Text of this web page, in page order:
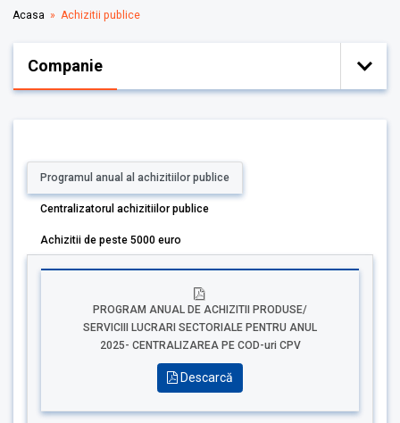
Acasa » Achizitii publice
Companie
Programul anual al achizitiilor publice
Centralizatorul achizitiilor publice
Achizitii de peste 5000 euro
PROGRAM ANUAL DE ACHIZITII PRODUSE/
SERVICIII LUCRARI SECTORIALE PENTRU ANUL
2025- CENTRALIZAREA PE COD-uri CPV
Descarcă